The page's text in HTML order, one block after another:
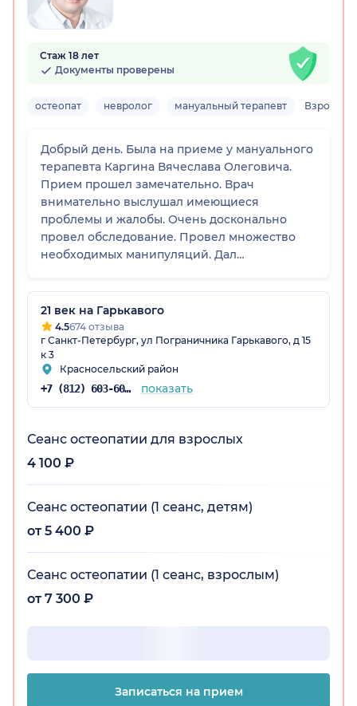
Стаж 18 лет
Документы проверены
остеопат невролог мануальный терапевт Взрослый
Добрый день. Была на приеме у мануального
терапевта Каргина Вячеслава Олеговича.
Прием прошел замечательно. Врач
внимательно выслушал имеющиеся
проблемы и жалобы. Очень досконально
провел обследование. Провел множество
необходимых манипуляций. Дал
Очень понравился специалист.
Внимательный, профессиональный,
отличный врач. Всем рекомендую.
21 век на Гарькавого
4.5674 отзыва
г Санкт-Петербург, ул Пограничника Гарькавого, д 15
к 3
Красносельский район
+7 (812) 603-60-42 показать
Сеанс остеопатии для взрослых
4 100 ₽
Сеанс остеопатии (1 сеанс, детям)
от 5 400 ₽
Сеанс остеопатии (1 сеанс, взрослым)
от 7 300 ₽
Записаться на прием